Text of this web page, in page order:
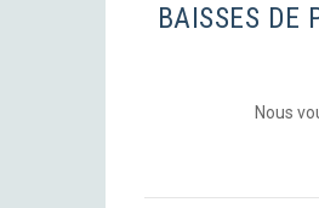
BAISSES DE
Nous